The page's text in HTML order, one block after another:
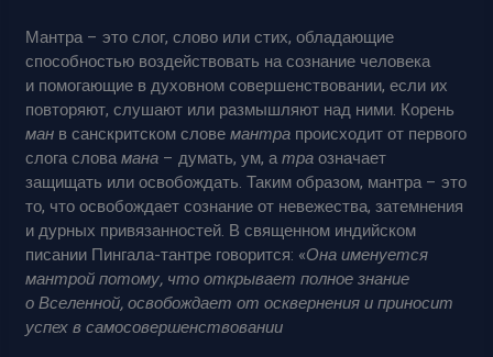
Мантра – это слог, слово или стих, обладающие
способностью воздействовать на сознание человека
и помогающие в духовном совершенствовании, если их
повторяют, слушают или размышляют над ними. Корень
ман в санскритском словемантра происходит от первого
слога словамана – думать, ум, атраозначает
защищать или освобождать. Таким образом, мантра – это
то, что освобождает сознание от невежества, затемнения
и дурных привязанностей. В священном индийском
писании Пингала-тантре говорится: «Она именуется
мантрой потому, что открывает полное знание
о Вселенной, освобождает от осквернения и приносит
успех в самосовершенствовании